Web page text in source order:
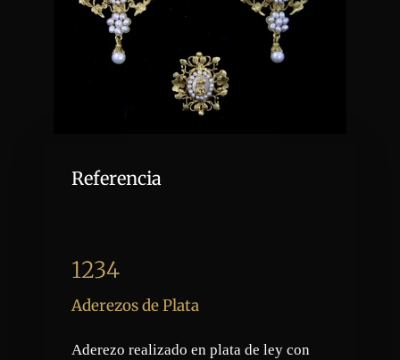
Referencia
1234
Aderezos de Plata
Aderezo realizado en plata de ley con